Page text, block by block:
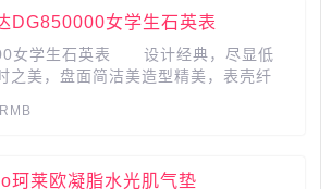
DG850000女学生石英表
女学生石英表 设计经典，尽显低
之美，盘面简洁美造型精美，表壳纤
001DG850000.BWB 风格:时
珂莱欧凝脂水光肌气垫